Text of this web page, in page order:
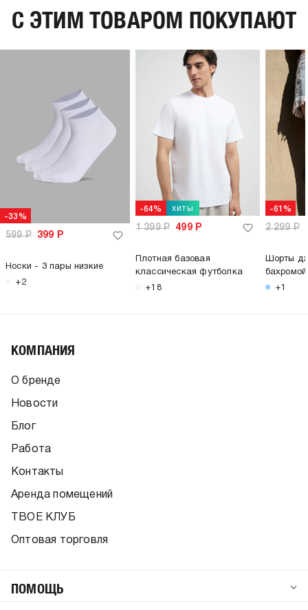
C ЭТИМ ТОВАРОМ ПОКУПАЮТ
-33%
599Р 399 Р
Носки - 3 пары низкие
+2
-64% хиты
1 399Р 499Р
Плотная базовая
классическая футболка
+18
-61%
2 299Р
Шорты
бахромой
+1
КОМПАНИЯ
О бренде
Новости
Блог
Работа
Контакты
Аренда помещений
ТВОЕ КЛУБ
Оптовая торговля
ПОМОЩЬ